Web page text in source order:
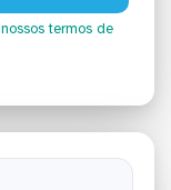
termos de